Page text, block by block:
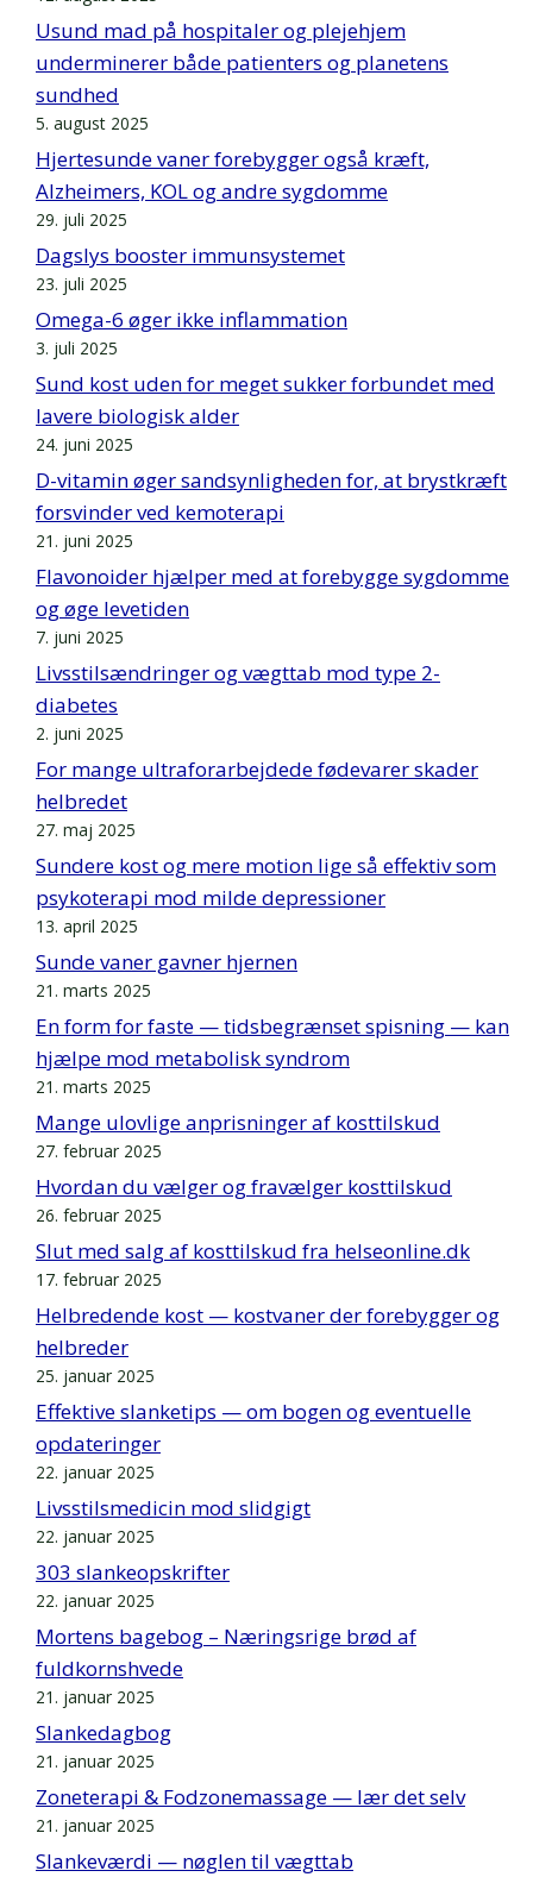
Usund mad på hospitaler og plejehjem
underminerer både patienters og planetens
sundhed
5. august 2025
Hjertesunde vaner forebygger også kræft,
Alzheimers, KOL og andre sygdomme
29. juli 2025
Dagslys booster immunsystemet
23. juli 2025
Omega-6 øger ikke inflammation
3. juli 2025
Sund kost uden for meget sukker forbundet med
lavere biologisk alder
24. juni 2025
D-vitamin øger sandsynligheden for, at brystkræft
forsvinder ved kemoterapi
21. juni 2025
Flavonoider hjælper med at forebygge sygdomme
og øge levetiden
7. juni 2025
Livsstilsændringer og vægttab mod type 2-
diabetes
2. juni 2025
For mange ultraforarbejdede fødevarer skader
helbredet
27. maj 2025
Sundere kost og mere motion lige så effektiv som
psykoterapi mod milde depressioner
13. april 2025
Sunde vaner gavner hjernen
21. marts 2025
En form for faste — tidsbegrænset spisning — kan
hjælpe mod metabolisk syndrom
21. marts 2025
Mange ulovlige anprisninger af kosttilskud
27. februar 2025
Hvordan du vælger og fravælger kosttilskud
26. februar 2025
Slut med salg af kosttilskud fra helseonline.dk
17. februar 2025
Helbredende kost — kostvaner der forebygger og
helbreder
25. januar 2025
Effektive slanketips — om bogen og eventuelle
opdateringer
22. januar 2025
Livsstilsmedicin mod slidgigt
22. januar 2025
303 slankeopskrifter
22. januar 2025
Mortens bagebog – Næringsrige brød af
fuldkornshvede
21. januar 2025
Slankedagbog
21. januar 2025
Zoneterapi & Fodzonemassage — lær det selv
21. januar 2025
Slankeværdi — nøglen til vægttab